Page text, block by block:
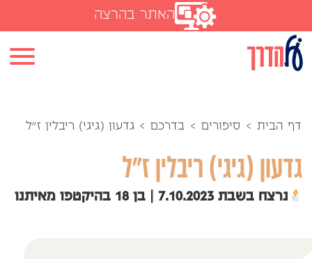
האתר בהרצה
דף הבית > סיפורים > בדרכם > גדעון (גיגי) ריבלין ז"ל
גדעון (גיגי) ריבלין ז"ל
נרצח בשבת 7.10.2023 | בן 18 בהיקטפו מאיתנו